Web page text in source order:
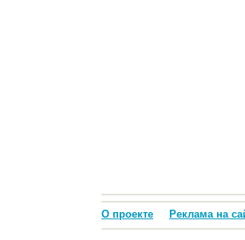
О проекте Реклама на